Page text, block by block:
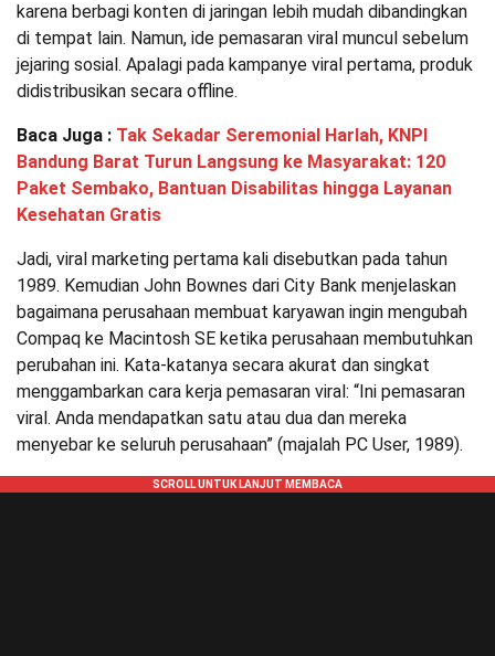
karena berbagi konten di jaringan lebih mudah dibandingkan
di tempat lain. Namun, ide pemasaran viral muncul sebelum
jejaring sosial. Apalagi pada kampanye viral pertama, produk
didistribusikan secara offline.
Baca Juga : Tak Sekadar Seremonial Harlah, KNPI
Bandung Barat Turun Langsung ke Masyarakat: 120
Paket Sembako, Bantuan Disabilitas hingga Layanan
Kesehatan Gratis
Jadi, viral marketing pertama kali disebutkan pada tahun
1989. Kemudian John Bownes dari City Bank menjelaskan
bagaimana perusahaan membuat karyawan ingin mengubah
Compaq ke Macintosh SE ketika perusahaan membutuhkan
perubahan ini. Kata-katanya secara akurat dan singkat
menggambarkan cara kerja pemasaran viral: “Ini pemasaran
viral. Anda mendapatkan satu atau dua dan mereka
menyebar ke seluruh perusahaan” (majalah PC User, 1989).